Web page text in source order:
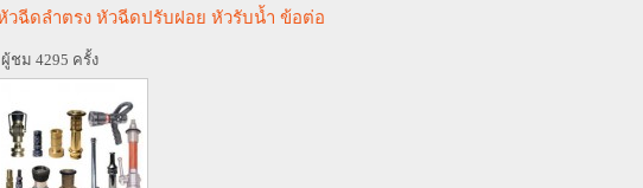
วฉีดลำตรง หัวฉีดปรับฝอย หัวรับน้ำ ข้อต่อ
ชม 4295 ครั้ง